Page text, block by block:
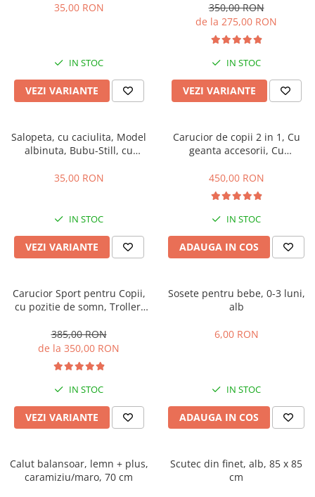
35,00 RON
IN STOC
VEZI VARIANTE
350,00 RON
de la 275,00 RON
IN STOC
VEZI VARIANTE
Salopeta, cu caciulita, Model
albinuta, Bubu-Still, cu
35,00 RON
IN STOC
VEZI VARIANTE
Carucior de copii 2 in 1, Cu
geanta accesorii, Cu
Pliabil ergonomic, Belecoo,
roz
450,00 RON
IN STOC
ADAUGA IN COS
Carucior Sport pentru Copii,
cu pozitie de somn, Troller,
Tehnologia inovatoare One-
Hand Folding
385,00 RON
de la 350,00 RON
IN STOC
VEZI VARIANTE
Sosete pentru bebe, 0-3 luni,
alb
6,00 RON
IN STOC
ADAUGA IN COS
Calut balansoar, lemn + plus,
caramiziu/maro, 70 cm
Scutec din finet, alb, 85 x 85
cm